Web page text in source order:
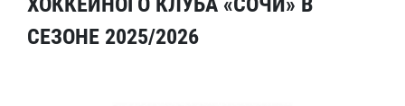
СЕЗОНЕ 2025/2026